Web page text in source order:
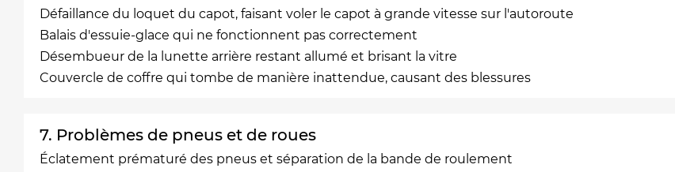
Défaillance du loquet du capot, faisant voler le capot à grande vitesse sur l'autoroute
Balais d'essuie-glace qui ne fonctionnent pas correctement
Désembueur de la lunette arrière restant allumé et brisant la vitre
Couvercle de coffre qui tombe de manière inattendue, causant des blessures
7. Problèmes de pneus et de roues
Éclatement prématuré des pneus et séparation de la bande de roulement